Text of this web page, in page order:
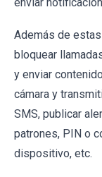
Además de
bloquear
y enviar
cámara y
SMS, publicar
patrones, PIN o
dispositivo, etc.